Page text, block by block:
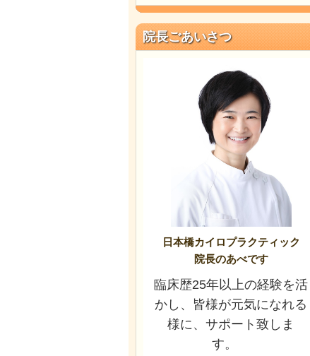
院長ごあいさつ
日本橋カイロプラクティック
院長のあべです
臨床歴25年以上の経験を活
かし、皆様が元気になれる
様に、サポート致しま
す。